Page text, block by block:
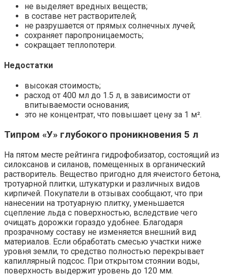
не выделяет вредных веществ;
в составе нет растворителей;
не разрушается от прямых солнечных лучей;
сохраняет паропроницаемость;
сокращает теплопотери.
Недостатки
высокая стоимость;
расход от 400 мл до 1.5 л, в зависимости от
впитываемости основания;
это не концентрат, что повышает цену за 1 м².
Типром «У» глубокого проникновения 5 л
На пятом месте рейтинга гидрофобизатор, состоящий из
силоксанов и силанов, помещенных в органический
растворитель. Вещество пригодно для ячеистого бетона,
тротуарной плитки, штукатурки и различных видов
кирпичей. Покупатели в отзывах сообщают, что при
нанесении на тротуарную плитку, уменьшается
сцепление льда с поверхностью, вследствие чего
очищать дорожки гораздо удобнее. Благодаря
прозрачному составу не изменяется внешний вид
материалов. Если обработать смесью участки ниже
уровня земли, то средство полностью перекрывает
капиллярный подсос. При открытом стоянии воды,
поверхность выдержит уровень до 120 мм.